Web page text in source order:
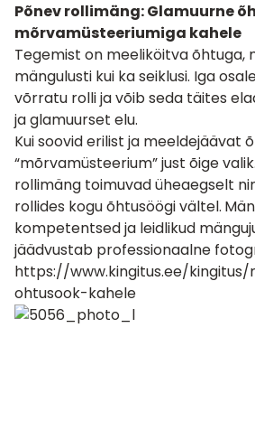
Põnev rollimäng: Glamuurne
mõrvamüsteeriumiga kahele
Tegemist on meeliköitva õhtuga,
mängulusti kui ka seiklusi. Iga
võrratu rolli ja võib seda täites
ja glamuurset elu.
Kui soovid erilist ja meeldejäävat
“mõrvamüsteerium” just õige
rollimäng toimuvad üheaegselt
rollides kogu õhtusöögi vältel.
kompetentsed ja leidlikud
jäädvustab professionaalne
https://www.kingitus.ee/
ohtusook-kahele